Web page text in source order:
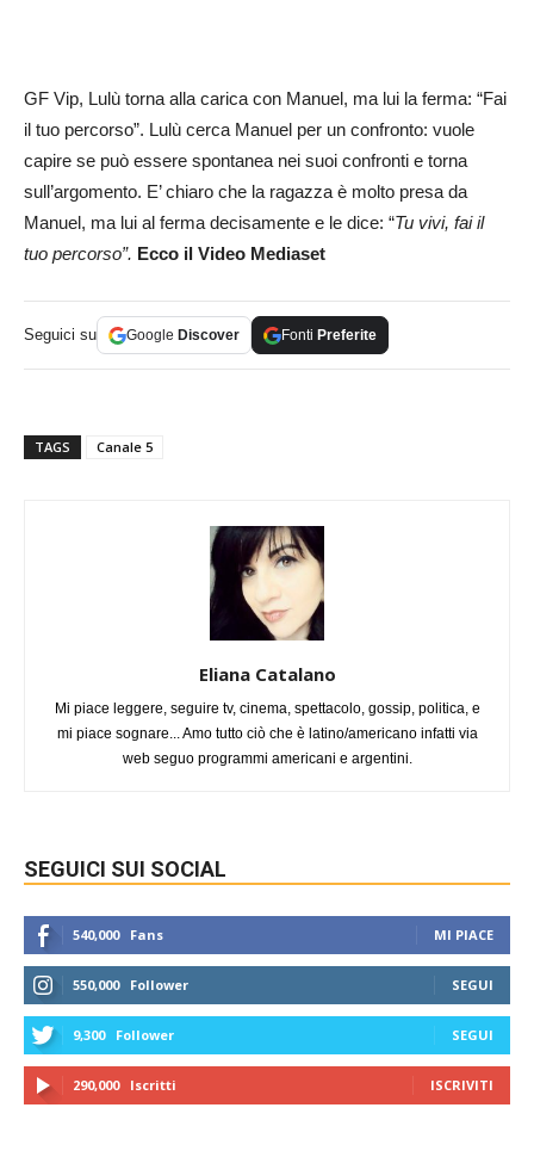
GF Vip, Lulù torna alla carica con Manuel, ma lui la ferma: “Fai
il tuo percorso”. Lulù cerca Manuel per un confronto: vuole
capire se può essere spontanea nei suoi confronti e torna
sull’argomento. E’ chiaro che la ragazza è molto presa da
Manuel, ma lui al ferma decisamente e le dice: “Tu vivi, fai il
tuo percorso”. Ecco il Video Mediaset
Seguici su Google Discover Fonti Preferite
TAGS Canale 5
Eliana Catalano
Mi piace leggere, seguire tv, cinema, spettacolo, gossip, politica, e
mi piace sognare... Amo tutto ciò che è latino/americano infatti via
web seguo programmi americani e argentini.
SEGUICI SUI SOCIAL
540,000 Fans MI PIACE
550,000 Follower SEGUI
9,300 Follower SEGUI
290,000 Iscritti ISCRIVITI